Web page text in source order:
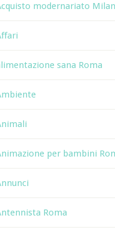
modernariato
sana Roma
per bambini
Roma